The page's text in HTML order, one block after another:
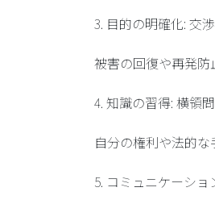
3. 目的の明確化: 交
被害の回復や再発防
4. 知識の習得: 横領
自分の権利や法的な
5. コミュニケーショ